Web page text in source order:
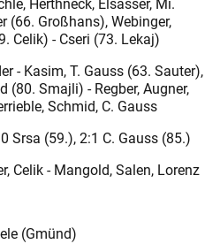
(66. Großhans), Webinger,
Celik) - Cseri (73. Lekaj)
- Kasim, T. Gauss (63. Sauter),
(80. Smajli) - Regber, Augner,
Schmid, C. Gauss
Srsa (59.), 2:1 C. Gauss (85.)
Celik - Mangold, Salen, Lorenz
(Gmünd)